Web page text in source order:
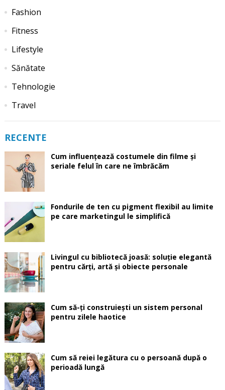
Fashion
Fitness
Lifestyle
Sănătate
Tehnologie
Travel
RECENTE
Cum influențează costumele din filme și
seriale felul în care ne îmbrăcăm
Fondurile de ten cu pigment flexibil au limite
pe care marketingul le simplifică
Livingul cu bibliotecă joasă: soluție elegantă
pentru cărți, artă și obiecte personale
Cum să-ți construiești un sistem personal
pentru zilele haotice
Cum să reiei legătura cu o persoană după o
perioadă lungă